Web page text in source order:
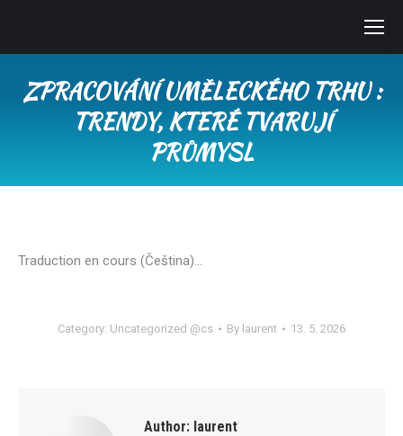
ZPRACOVÁNÍ UMĚLECKÉHO TRHU :
TRENDY, KTERÉ TVARUJÍ
PRŮMYSL
Traduction en cours (Čeština)…
Category: Uncategorized @cs By laurent 13. 5. 2026
Author: laurent